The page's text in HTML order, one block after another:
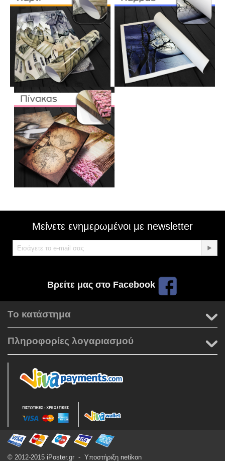
Μείνετε ενημερωμένοι με newsletter
Βρείτε μας στο Facebook
Το κατάστημα
Πληροφορίες λογαριασμού
© 2012-2015 iPoster.gr - Υποστήριξη netikon